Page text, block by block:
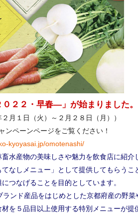
２２・早春―」が始まりました。
２月１日（火）～２月２８日（月））
ンペーンページをご覧ください！
kyoyasai.jp/omotenashi/
水産物の美味しさや魅力を飲食店に紹介
なしメニュー」として提供してもらうこ
つなげることを目的としています。
ンド産品をはじめとした京都府産の野菜
を５品目以上使用する特別メニューが提